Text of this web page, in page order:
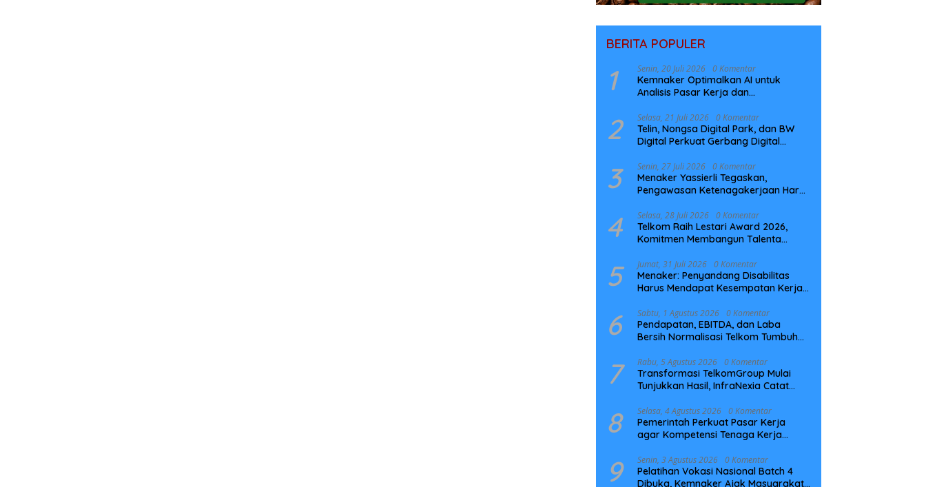
BERITA POPULER
1 Senin, 20 Juli 2026 0 Komentar
Kemnaker Optimalkan AI untuk
Analisis Pasar Kerja dan
2 Selasa, 21 Juli 2026 0 Komentar
Telin, Nongsa Digital Park, dan BW
Digital Perkuat Gerbang Digital
NCC
3 Senin, 27 Juli 2026 0 Komentar
Menaker Yassierli Tegaskan,
Pengawasan Ketenagakerjaan Harus
4 Selasa, 28 Juli 2026 0 Komentar
Telkom Raih Lestari Award 2026,
Komitmen Membangun Talenta
5 Jumat, 31 Juli 2026 0 Komentar
Menaker: Penyandang Disabilitas
Harus Mendapat Kesempatan Kerja
6 Sabtu, 1 Agustus 2026 0 Komentar
Pendapatan, EBITDA, dan Laba
Bersih Normalisasi Telkom Tumbuh
7 Rabu, 5 Agustus 2026 0 Komentar
Transformasi TelkomGroup Mulai
Tunjukkan Hasil, InfraNexia Catat
Digital Nasional
8 Selasa, 4 Agustus 2026 0 Komentar
Pemerintah Perkuat Pasar Kerja
agar Kompetensi Tenaga Kerja
9 Senin, 3 Agustus 2026 0 Komentar
Pelatihan Vokasi Nasional Batch 4
Dibuka, Kemnaker Ajak Masyarakat